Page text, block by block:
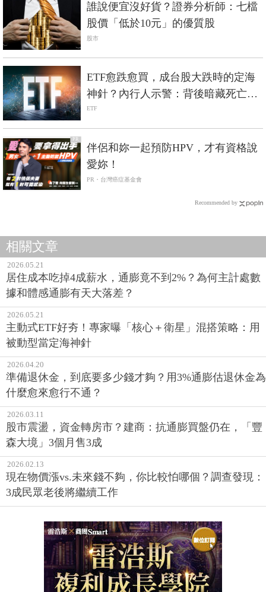
誰說便宜沒好貨？證券分析師：七檔
股價「低於10元」的優質股
股市
ETF愈跌愈買，成台股大跌時的定海
神針？內行人示警：背後暗藏死亡螺
旋風險
ETF
PR
伴侶和妳一起預防HPV，才有資格說
愛妳！
PR・台灣癌症基金會
Recommended by
相關文章
2026.05.21
居住成本吃掉4成薪水，通膨竟不到2%？為何主計處數
據和體感通膨有天大落差？
2026.05.21
主動式ETF好夯！專家曝「核心＋衛星」混搭策略：用
被動型當定海神針
2026.04.20
準備退休金，到底要多少錢才夠？用3%通膨估退休金為
什麼愈來愈行不通？
2026.03.11
股市震盪，資金轉房市？建商：抗通膨買盤仍在，「豐
森大境」3個月售3成
2026.02.13
現在物價漲vs.未來錢不夠，你比較怕哪個？調查發現：
3成民眾老後將繼續工作